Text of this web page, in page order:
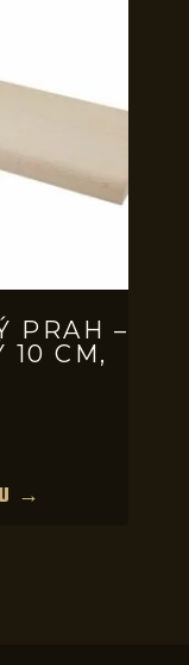
PRAH –
10 CM,
→